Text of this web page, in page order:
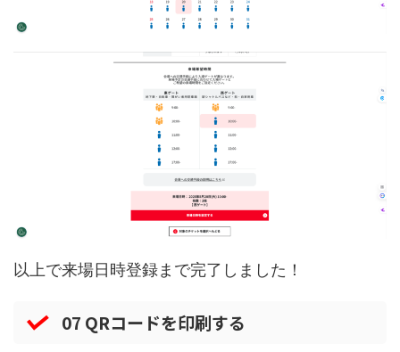
以上で来場日時登録まで完了しました！
07 QRコードを印刷する